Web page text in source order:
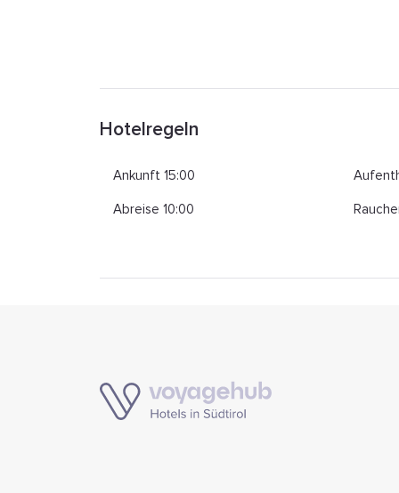
Hotelregeln
Ankunft 15:00
Abreise 10:00